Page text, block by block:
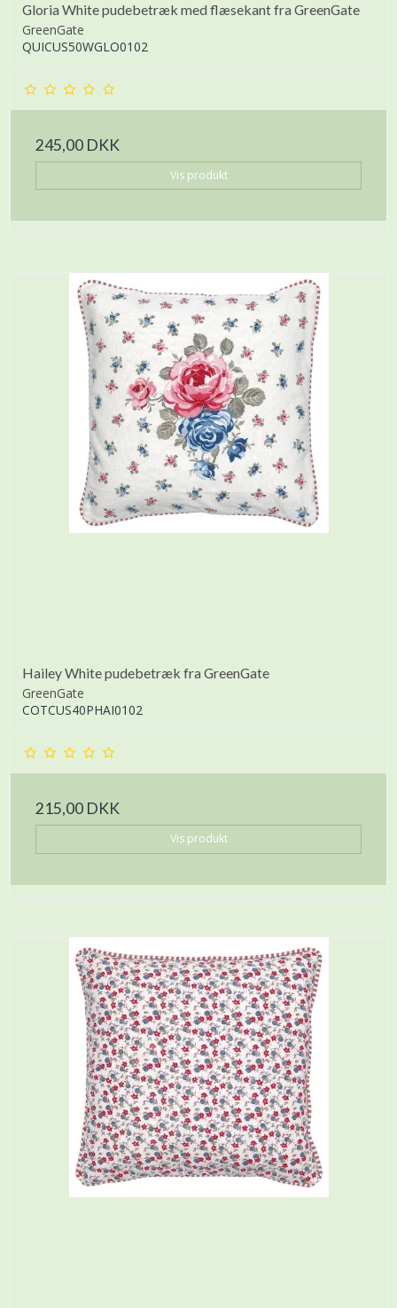
Gloria White pudebetræk med flæsekant fra GreenGate
GreenGate
QUICUS50WGLO0102
245,00 DKK
Vis produkt
Hailey White pudebetræk fra GreenGate
GreenGate
COTCUS40PHAI0102
215,00 DKK
Vis produkt